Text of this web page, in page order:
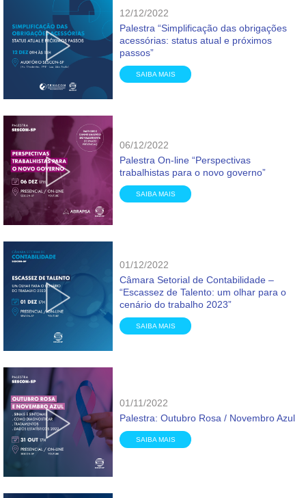
12/12/2022
Palestra “Simplificação das obrigações
acessórias: status atual e próximos
passos”
SAIBA MAIS
06/12/2022
Palestra On-line “Perspectivas
trabalhistas para o novo governo”
SAIBA MAIS
01/12/2022
Câmara Setorial de Contabilidade –
“Escassez de Talento: um olhar para o
cenário do trabalho 2023”
SAIBA MAIS
01/11/2022
Palestra: Outubro Rosa / Novembro Azul
SAIBA MAIS